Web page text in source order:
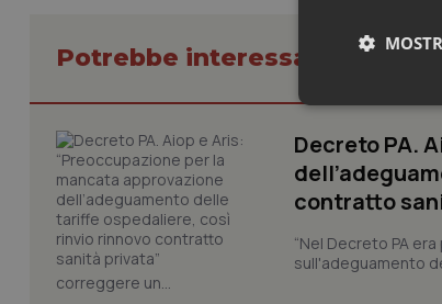
Potrebbe interessarti in
Decreto PA.
contratto
“Nel Decreto PA
sull'adeguamento
correggere un...